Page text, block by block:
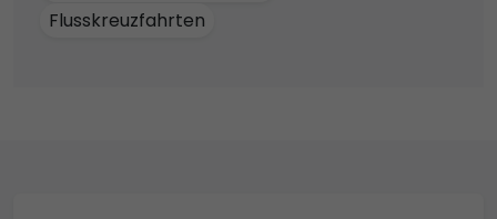
Flusskreuzfahrten